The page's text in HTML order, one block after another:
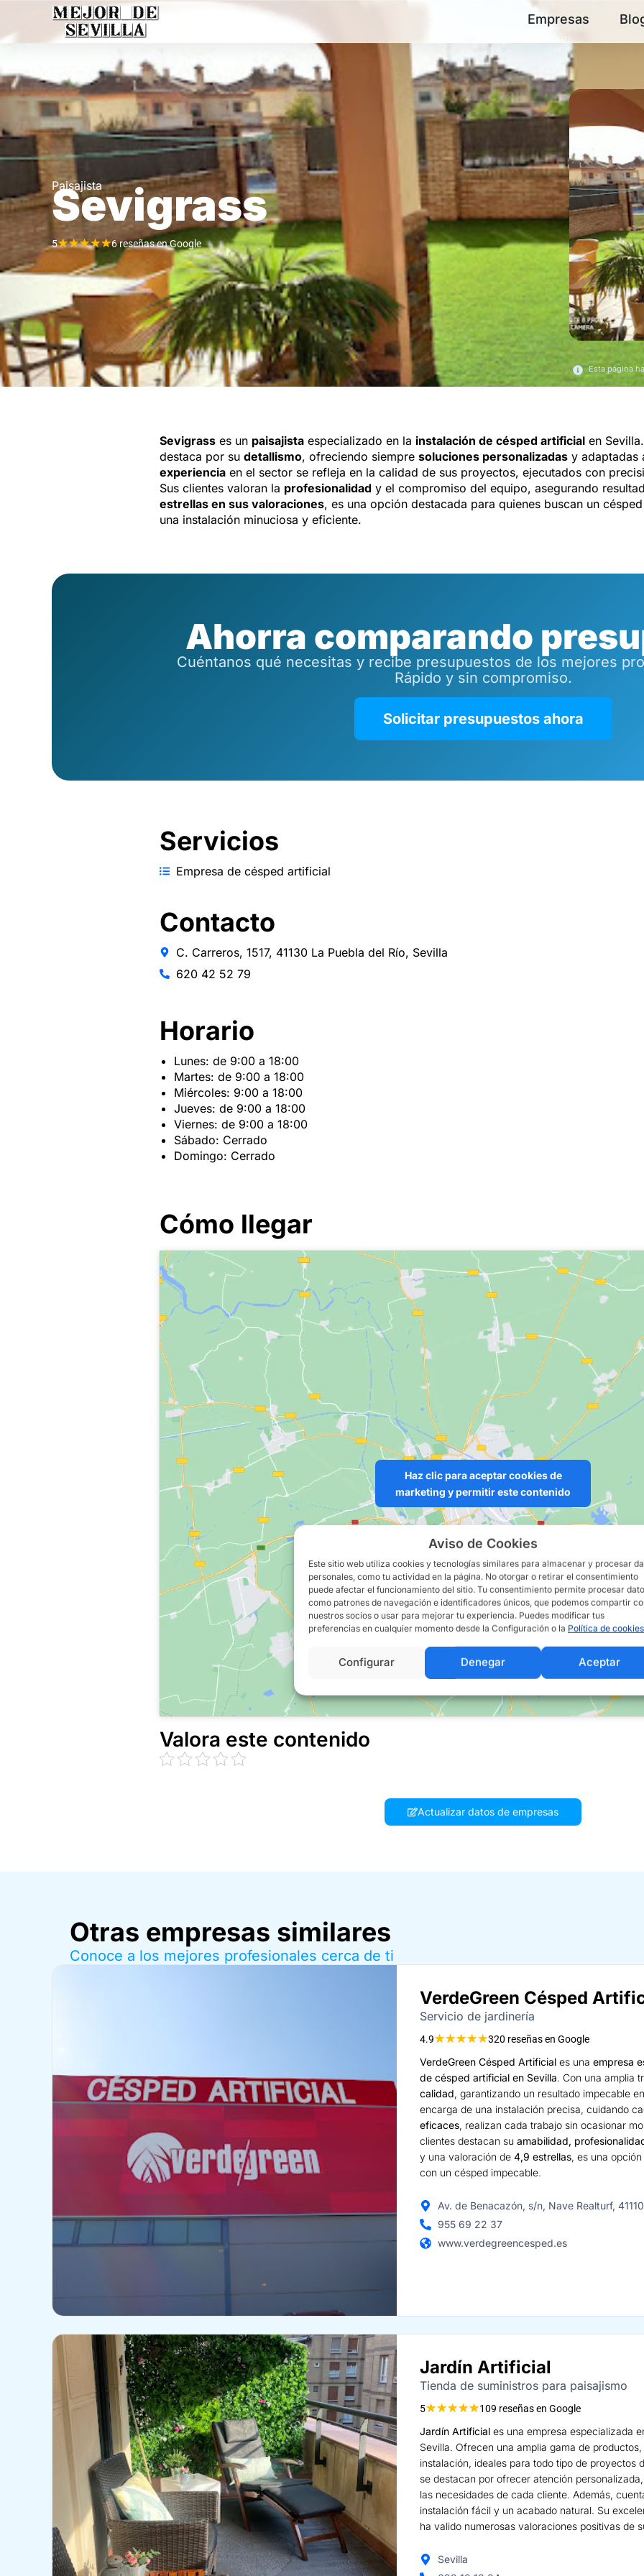
Aviso de Cookies
Este sitio web utiliza cookies y tecnologías similares para almacenar y procesar
personales, como tu actividad en la página. No otorgar o retirar el consentimiento
puede afectar el funcionamiento del sitio. Tu consentimiento permite procesar
como patrones de navegación e identificadores únicos, que podemos compartir
nuestros socios o usar para mejorar tu experiencia. Puedes modificar tus
preferencias en cualquier momento desde la Configuración o la Política de cookies
Aceptar
Denegar
Configurar
Empresas
Esta página
Paisajista
Sevigrass
5★★★★★6 reseñas en Google
Sevigrass es un paisajista especializado en la instalación de césped artificial en
destaca por su detallismo, ofreciendo siempre soluciones personalizadas y adaptadas
experiencia en el sector se refleja en la calidad de sus proyectos, ejecutados con
Sus clientes valoran la profesionalidad y el compromiso del equipo, asegurando
estrellas en sus valoraciones, es una opción destacada para quienes buscan un
una instalación minuciosa y eficiente.
Ahorra comparando
Cuéntanos qué necesitas y recibe presupuestos de los mejores
Rápido y sin compromiso.
Solicitar presupuestos ahora
Servicios
Empresa de césped artificial
Contacto
C. Carreros, 1517, 41130 La Puebla del Río, Sevilla
620 42 52 79
Horario
Lunes: de 9:00 a 18:00
Martes: de 9:00 a 18:00
Miércoles: 9:00 a 18:00
Jueves: de 9:00 a 18:00
Viernes: de 9:00 a 18:00
Sábado: Cerrado
Domingo: Cerrado
Cómo llegar
Haz clic para aceptar cookies de
marketing y permitir este contenido
Valora este contenido
Actualizar datos de empresas
Otras empresas similares
Conoce a los mejores profesionales cerca de ti
VerdeGreen Césped
Servicio de jardinería
4.9★★★★★320 reseñas en Google
VerdeGreen Césped Artificial es unaempresa
de césped artificial en Sevilla. Con una amplia
calidad, garantizando un resultado impecable
encarga de una instalación precisa, cuidando
eficaces, realizan cada trabajo sin ocasionar
clientes destacan suamabilidad,
y una valoración de4,9 estrellas, es una
con un césped impecable.
Av. de Benacazón, s/n, Nave Realturf,
955 69 22 37
www.verdegreencesped.es
Jardín Artificial
Tienda de suministros para paisajismo
5★★★★★109 reseñas en Google
Jardín Artificial es una empresa especializada
Sevilla. Ofrecen una amplia gama de
instalación, ideales para todo tipo de proyectos
se destacan por ofrecer atención
las necesidades de cada cliente. Además,
instalación fácil y un acabado natural. Su
ha valido numerosas valoraciones positivas de
Sevilla